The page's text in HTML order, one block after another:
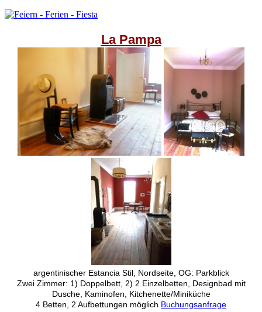
La Pampa
argentinischer Estancia Stil, Nordseite, OG: Parkblick
Zwei Zimmer: 1) Doppelbett, 2) 2 Einzelbetten, Designbad mit
Dusche, Kaminofen, Kitchenette/Miniküche
4 Betten, 2 Aufbettungen möglich Buchungsanfrage